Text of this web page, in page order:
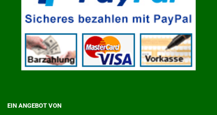
EIN ANGEBOT VON